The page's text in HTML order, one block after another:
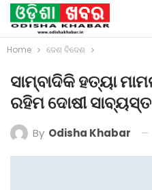
Home ଦେଶ ବିଦେଶ
ସାମ୍ବାଦିକି ହତ୍ୟା
ରହିମ ଦୋଷୀ ସାବ୍ୟସ୍ତ
By Odisha Khabar